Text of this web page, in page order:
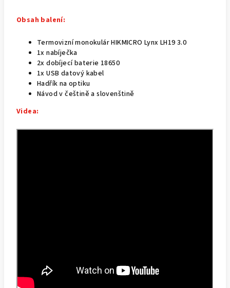
Obsah balení:
Termovizní monokulár HIKMICRO Lynx LH19 3.0
1x nabíječka
2x dobíjecí baterie 18650
1x USB datový kabel
Hadřík na optiku
Návod v češtině a slovenštině
Videa: